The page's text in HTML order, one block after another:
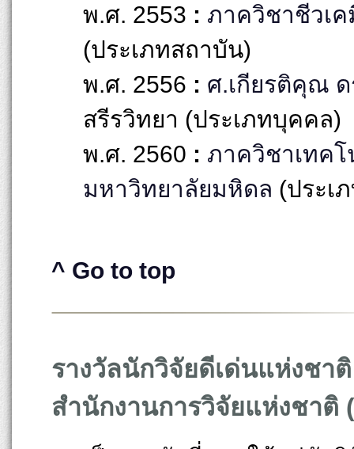
พ.ศ. 2553 : ภาควิชาชีวเ
(ประเภทสถาบัน)
พ.ศ. 2556 : ศ.เกียรติคุณ
สรีรวิทยา (ประเภทบุคคล)
พ.ศ. 2560 : ภาควิชาเทค
มหาวิทยาลัยมหิดล (ประเ
^ Go to top
รางวัลนักวิจัยดีเด่นแห่งชาติ
สำนักงานการวิจัยแห่งชาติ